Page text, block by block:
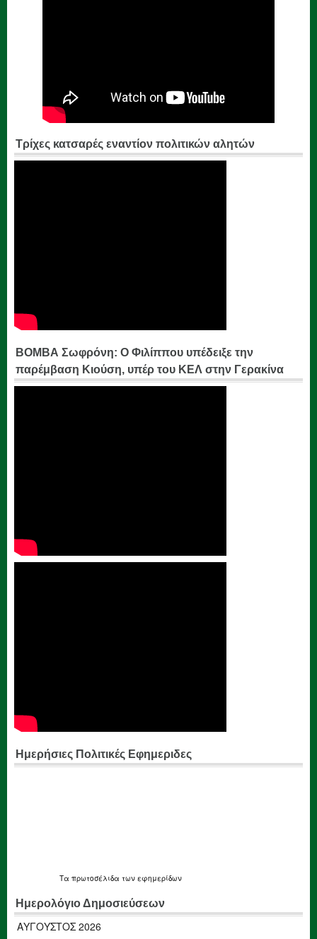
Τρίχες κατσαρές εναντίον πολιτικών αλητών
ΒΟΜΒΑ Σωφρόνη: Ο Φιλίππου υπέδειξε την
παρέμβαση Κιούση, υπέρ του ΚΕΛ στην Γερακίνα
Ημερήσιες Πολιτικές Εφημεριδες
Τα πρωτοσέλιδα των εφημερίδων
Ημερολόγιο Δημοσιεύσεων
ΑΎΓΟΥΣΤΟΣ 2026